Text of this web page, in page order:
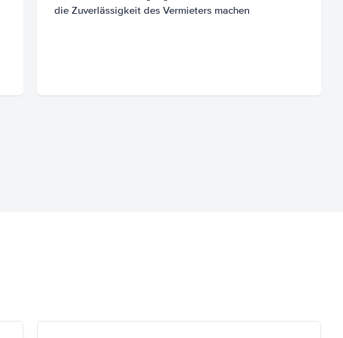
die Zuverlässigkeit des Vermieters machen